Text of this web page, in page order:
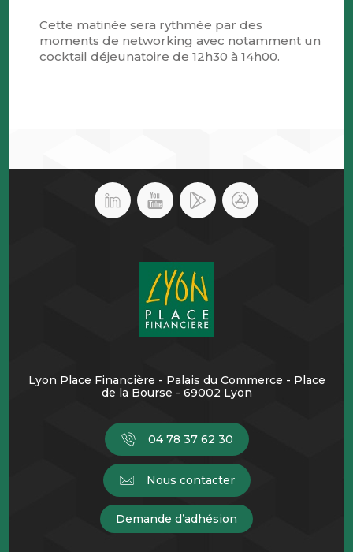
Cette matinée sera rythmée par des
moments de networking avec notamment un
cocktail déjeunatoire de 12h30 à 14h00.
Lyon Place Financière - Palais du Commerce - Place
de la Bourse - 69002 Lyon
04 78 37 62 30
Nous contacter
Demande d’adhésion